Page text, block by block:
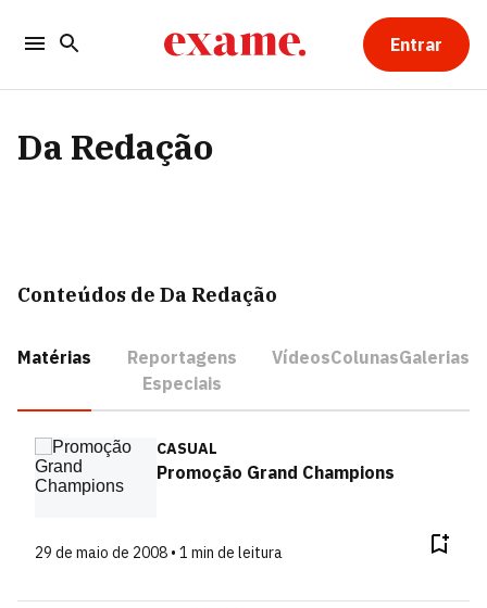
Entrar
Da Redação
Conteúdos de Da Redação
Matérias
Reportagens
Especiais
VídeosColunasGalerias
CASUAL
Promoção Grand Champions
29 de maio de 2008 • 1 min de leitura